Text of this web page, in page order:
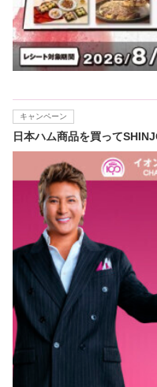
キャンペーン
日本ハム商品を買って